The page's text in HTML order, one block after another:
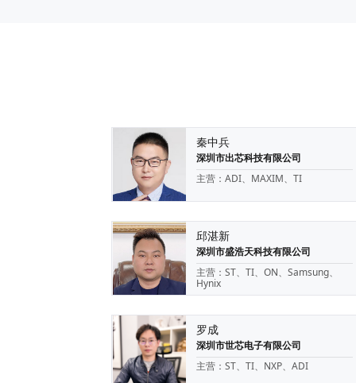
秦中兵
深圳市出芯科技有限公司
主营：ADI、MAXIM、TI
邱湛新
深圳市盛浩天科技有限公司
主营：ST、TI、ON、Samsung、
Hynix
罗成
深圳市世芯电子有限公司
主营：ST、TI、NXP、ADI